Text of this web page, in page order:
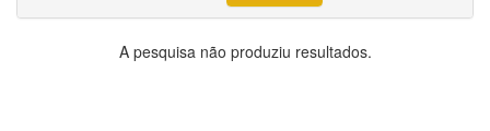
A pesquisa não produziu resultados.